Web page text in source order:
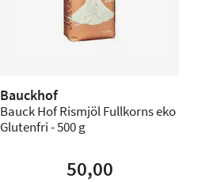
Bauckhof
Bauck Hof Rismjöl Fullkorns eko
Glutenfri - 500 g
50,00